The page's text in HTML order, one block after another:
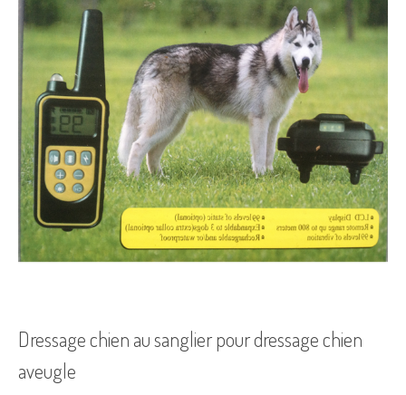
Dressage chien au sanglier pour dressage chien
aveugle